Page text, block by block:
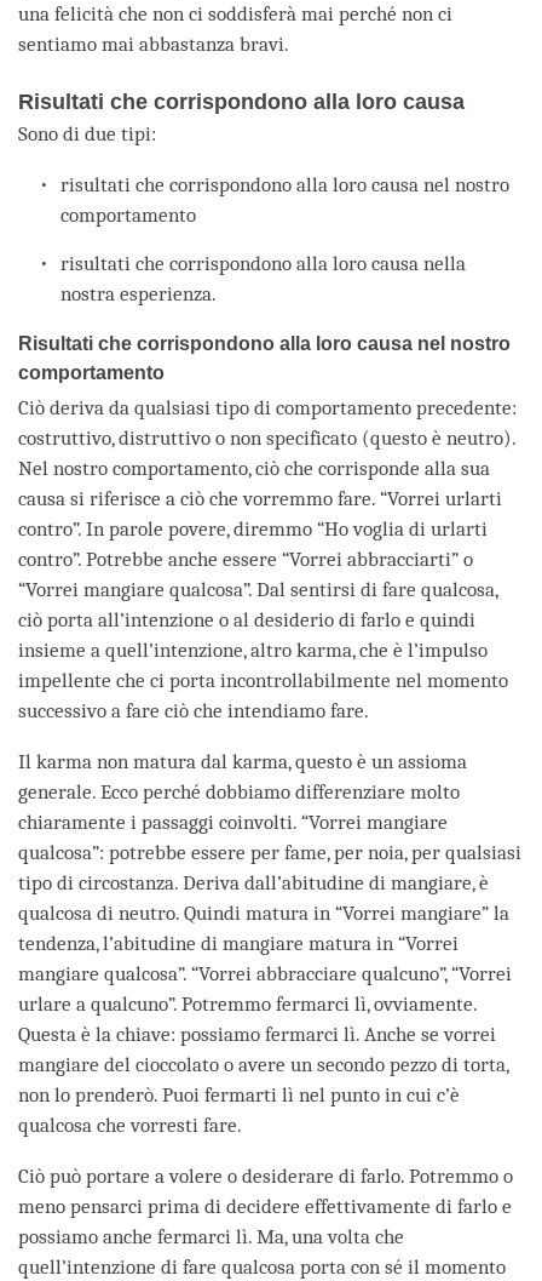
una felicità che non ci soddisferà mai perché non ci
sentiamo mai abbastanza bravi.
Risultati che corrispondono alla loro causa
Sono di due tipi:
risultati che corrispondono alla loro causa nel nostro
comportamento
risultati che corrispondono alla loro causa nella
nostra esperienza.
Risultati che corrispondono alla loro causa nel nostro
comportamento
Ciò deriva da qualsiasi tipo di comportamento precedente:
costruttivo, distruttivo o non specificato (questo è neutro).
Nel nostro comportamento, ciò che corrisponde alla sua
causa si riferisce a ciò che vorremmo fare. “Vorrei urlarti
contro”. In parole povere, diremmo “Ho voglia di urlarti
contro”. Potrebbe anche essere “Vorrei abbracciarti” o
“Vorrei mangiare qualcosa”. Dal sentirsi di fare qualcosa,
ciò porta all’intenzione o al desiderio di farlo e quindi
insieme a quell’intenzione, altro karma, che è l’impulso
impellente che ci porta incontrollabilmente nel momento
successivo a fare ciò che intendiamo fare.
Il karma non matura dal karma, questo è un assioma
generale. Ecco perché dobbiamo differenziare molto
chiaramente i passaggi coinvolti. “Vorrei mangiare
qualcosa”: potrebbe essere per fame, per noia, per qualsiasi
tipo di circostanza. Deriva dall’abitudine di mangiare, è
qualcosa di neutro. Quindi matura in “Vorrei mangiare” la
tendenza, l’abitudine di mangiare matura in “Vorrei
mangiare qualcosa”. “Vorrei abbracciare qualcuno”, “Vorrei
urlare a qualcuno”. Potremmo fermarci lì, ovviamente.
Questa è la chiave: possiamo fermarci lì. Anche se vorrei
mangiare del cioccolato o avere un secondo pezzo di torta,
non lo prenderò. Puoi fermarti lì nel punto in cui c’è
qualcosa che vorresti fare.
Ciò può portare a volere o desiderare di farlo. Potremmo o
meno pensarci prima di decidere effettivamente di farlo e
possiamo anche fermarci lì. Ma, una volta che
quell’intenzione di fare qualcosa porta con sé il momento